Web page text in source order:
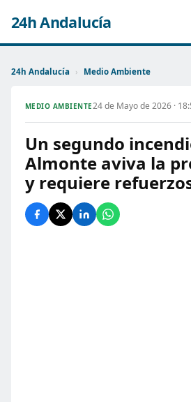
24h Andalucía
24h Andalucía › Medio Ambiente
MEDIO AMBIENTE24 de Mayo de 2026 ·
Un segundo
Almonte aviva la
y requiere